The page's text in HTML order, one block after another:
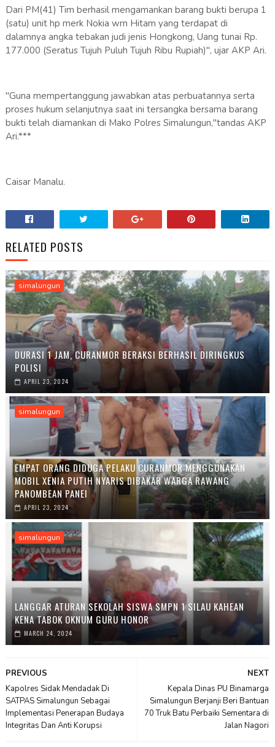
Dari PM(41) Tim berhasil mengamankan barang bukti berupa 1
(satu) unit hp merk Nokia wrn Hitam yang terdapat di
dalamnya angka tebakan judi jenis Hongkong, Uang tunai Rp.
177.000 (Seratus Tujuh Puluh Tujuh Ribu Rupiah)", ujar AKP Ari.
"Guna mempertanggung jawabkan atas perbuatannya serta
proses hukum selanjutnya saat ini tersangka bersama barang
bukti telah diamankan di Mako Polres Simalungun,"tandas AKP
Ari.***
Caisar Manalu.
RELATED POSTS
simalungun
DURASI 1 JAM, CURANMOR BERAKSI BERHASIL DIRINGKUS
POLISI
APRIL 23, 2024
simalungun
EMPAT ORANG DIDUGA PELAKU CURANMOR MENGGUNAKAN
MOBIL XENIA PUTIH NYARIS DIBAKAR WARGA RAWANG
PANOMBEAN PANEI
APRIL 23, 2024
simalungun
LANGGAR ATURAN SEKOLAH SISWA SMPN 1 SILAU KAHEAN
KENA TABOK OKNUM GURU HONOR
MARCH 24, 2024
NEXT
Kepala Dinas PU Binamarga
Simalungun Berjanji Beri Bantuan
70 Truk Batu Perbaiki Sementara di
Jalan Nagori
PREVIOUS
Kapolres Sidak Mendadak Di
SATPAS Simalungun Sebagai
Implementasi Penerapan Budaya
Integritas Dan Anti Korupsi